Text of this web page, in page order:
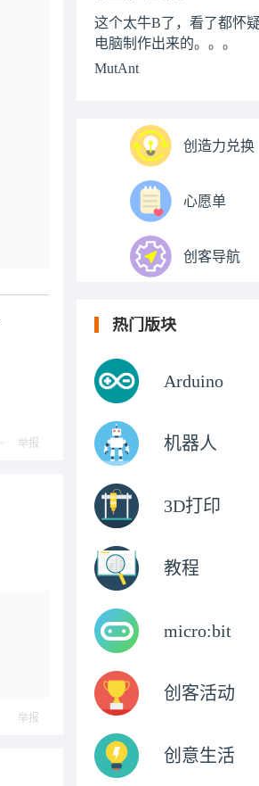
举报
举报
这个太牛B了，看了都怀
电脑制作出来的。。。
MutAnt
创造力兑换
心愿单
创客导航
热门版块
Arduino
机器人
3D打印
教程
micro:bit
创客活动
创意生活